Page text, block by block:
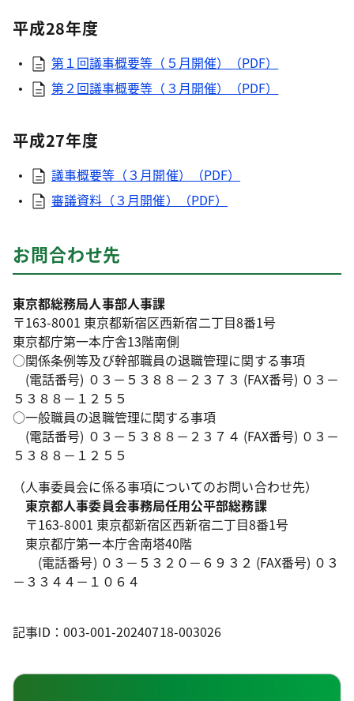
平成28年度
第１回議事概要等（５月開催）（PDF）
第２回議事概要等（３月開催）（PDF）
平成27年度
議事概要等（３月開催）（PDF）
審議資料（３月開催）（PDF）
お問合わせ先
東京都総務局人事部人事課
〒163-8001 東京都新宿区西新宿二丁目8番1号
東京都庁第一本庁舎13階南側
○関係条例等及び幹部職員の退職管理に関する事項
(電話番号) ０３－５３８８－２３７３ (FAX番号) ０３－
５３８８－１２５５
○一般職員の退職管理に関する事項
(電話番号) ０３－５３８８－２３７４ (FAX番号) ０３－
５３８８－１２５５
（人事委員会に係る事項についてのお問い合わせ先）
東京都人事委員会事務局任用公平部総務課
〒163-8001 東京都新宿区西新宿二丁目8番1号
東京都庁第一本庁舎南塔40階
(電話番号) ０３－５３２０－６９３２ (FAX番号) ０３
－３３４４－１０６４
記事ID：003-001-20240718-003026